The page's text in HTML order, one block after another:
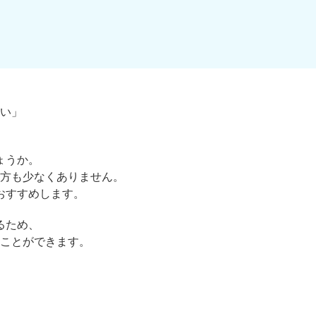
」
か。
も少なくありません。
すめします。
め、
とができます。